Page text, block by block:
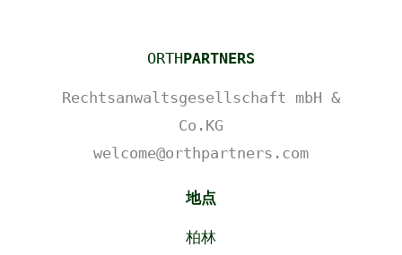
ORTHPARTNERS
Rechtsanwaltsgesellschaft mbH &
Co.KG
welcome@orthpartners.com
地点
柏林